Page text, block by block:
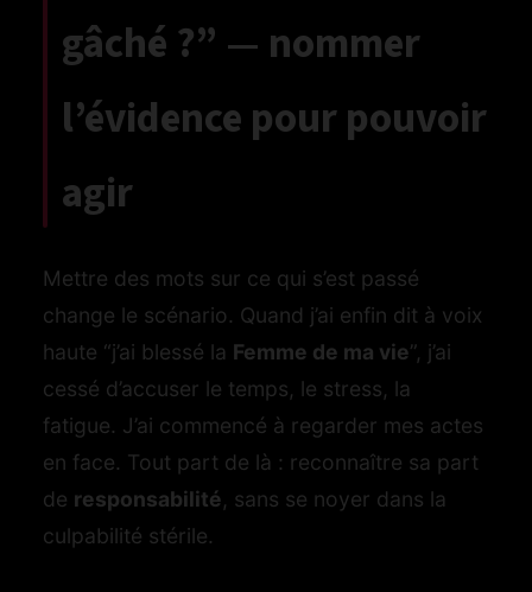
gâché ?” — nommer
l’évidence pour pouvoir
agir
Mettre des mots sur ce qui s’est passé
change le scénario. Quand j’ai enfin dit à voix
haute “j’ai blessé la Femme de ma vie”, j’ai
cessé d’accuser le temps, le stress, la
fatigue. J’ai commencé à regarder mes actes
en face. Tout part de là : reconnaître sa part
de responsabilité, sans se noyer dans la
culpabilité stérile.